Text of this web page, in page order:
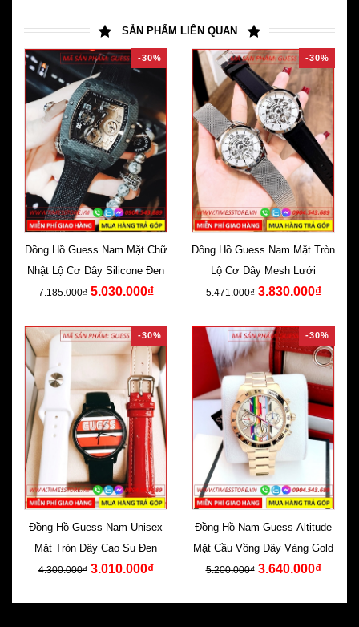
SẢN PHẨM LIÊN QUAN
-30%
Đồng Hồ Guess Nam Mặt Chữ
Nhật Lộ Cơ Dây Silicone Đen
7.185.000₫ 5.030.000₫
-30%
Đồng Hồ Guess Nam Mặt Tròn
Lộ Cơ Dây Mesh Lưới
5.471.000₫ 3.830.000₫
-30%
Đồng Hồ Guess Nam Unisex
Mặt Tròn Dây Cao Su Đen
4.300.000₫ 3.010.000₫
-30%
Đồng Hồ Nam Guess Altitude
Mặt Cầu Vồng Dây Vàng Gold
5.200.000₫ 3.640.000₫